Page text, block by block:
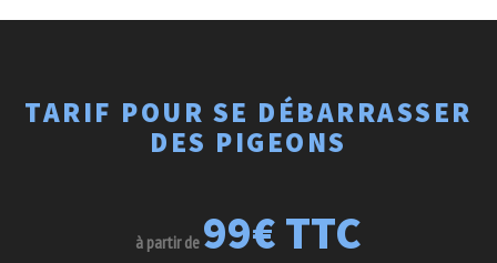
TARIF POUR SE DÉBARRASSER
DES PIGEONS
à partir de 99€ TTC